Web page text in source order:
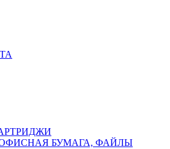
БУМАГА, ФАЙЛЫ